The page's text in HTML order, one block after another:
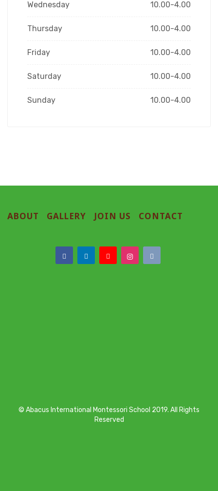
Wednesday 10.00-4.00
Thursday 10.00-4.00
Friday 10.00-4.00
Saturday 10.00-4.00
Sunday 10.00-4.00
ABOUT GALLERY JOIN US CONTACT
© Abacus International Montessori School 2019. All Rights
Reserved